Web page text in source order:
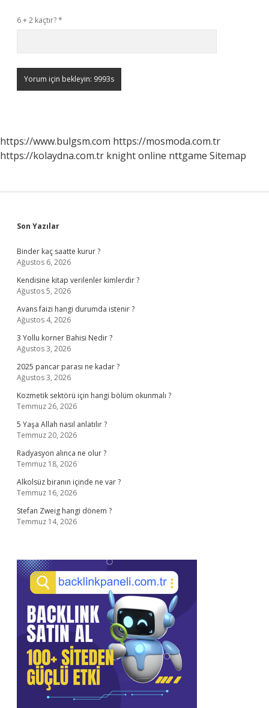
6 + 2 kaçtır?*
https://www.bulgsm.com https://mosmoda.com.tr
https://kolaydna.com.tr knight online nttgame Sitemap
Sidebar
Son Yazılar
Binder kaç saatte kurur ?
Ağustos 6, 2026
Kendisine kitap verilenler kimlerdir ?
Ağustos 5, 2026
Avans faizi hangi durumda istenir ?
Ağustos 4, 2026
3 Yollu korner Bahisi Nedir ?
Ağustos 3, 2026
2025 pancar parası ne kadar ?
Ağustos 3, 2026
Kozmetik sektörü için hangi bölüm okunmalı ?
Temmuz 26, 2026
5 Yaşa Allah nasıl anlatılır ?
Temmuz 20, 2026
Radyasyon alınca ne olur ?
Temmuz 18, 2026
Alkolsüz biranın içinde ne var ?
Temmuz 16, 2026
Stefan Zweig hangi dönem ?
Temmuz 14, 2026